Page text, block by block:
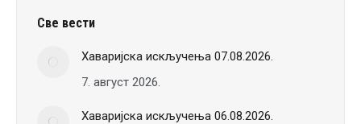
Све вести
Хаваријска искључења 07.08.2026.
7. август 2026.
Хаваријска искључења 06.08.2026.